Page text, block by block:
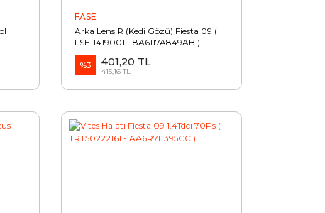
FASE
Arka Lens R (Kedi Gözü) Fiesta 09 (
FSE11419001 - 8A6117A849AB )
%3 401,20 TL
415,16 TL